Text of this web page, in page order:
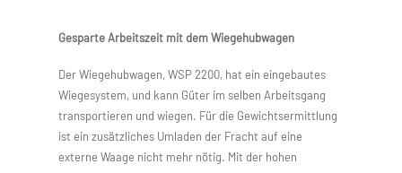
Gesparte Arbeitszeit mit dem Wiegehubwagen
Der Wiegehubwagen, WSP 2200, hat ein eingebautes
Wiegesystem, und kann Güter im selben Arbeitsgang
transportieren und wiegen. Für die Gewichtsermittlung
ist ein zusätzliches Umladen der Fracht auf eine
externe Waage nicht mehr nötig. Mit der hohen